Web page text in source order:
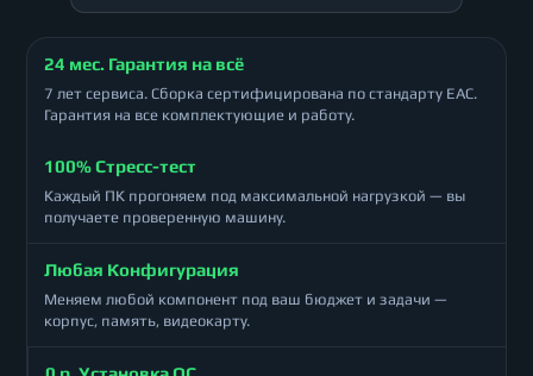
24 мес. Гарантия на всё
7 лет сервиса. Сборка сертифицирована по стандарту ЕАС.
Гарантия на все комплектующие и работу.
100% Стресс-тест
Каждый ПК прогоняем под максимальной нагрузкой — вы
получаете проверенную машину.
Любая Конфигурация
Меняем любой компонент под ваш бюджет и задачи —
корпус, память, видеокарту.